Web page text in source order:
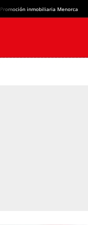
Promoción inmobiliaria Menorca